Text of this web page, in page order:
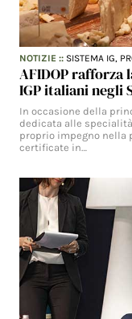
NOTIZIE :: SISTEMA IG,
AFIDOP rafforza
IGP italiani negli
In occasione della
dedicata alle
proprio impegno nella
certificate in…